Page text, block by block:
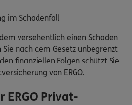
im Schadenfall
versehentlich einen Schaden
Sie nach dem Gesetz unbegrenzt
finanziellen Folgen schützt Sie
von ERGO.
ERGO Privat-